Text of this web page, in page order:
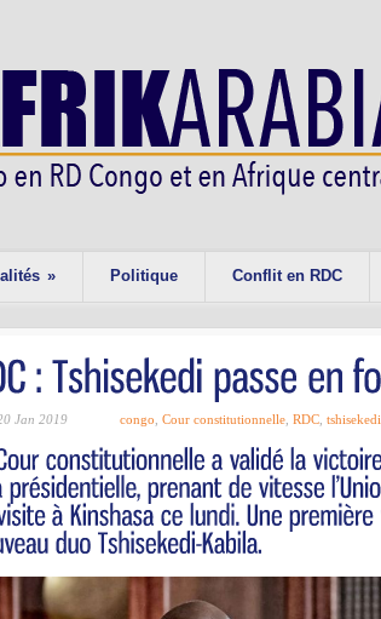
» Politique Conflit en RDC
Jan 2019 congo Cour constitutionnelle RDC tshisekedi